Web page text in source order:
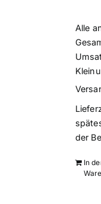
Alle
der
In